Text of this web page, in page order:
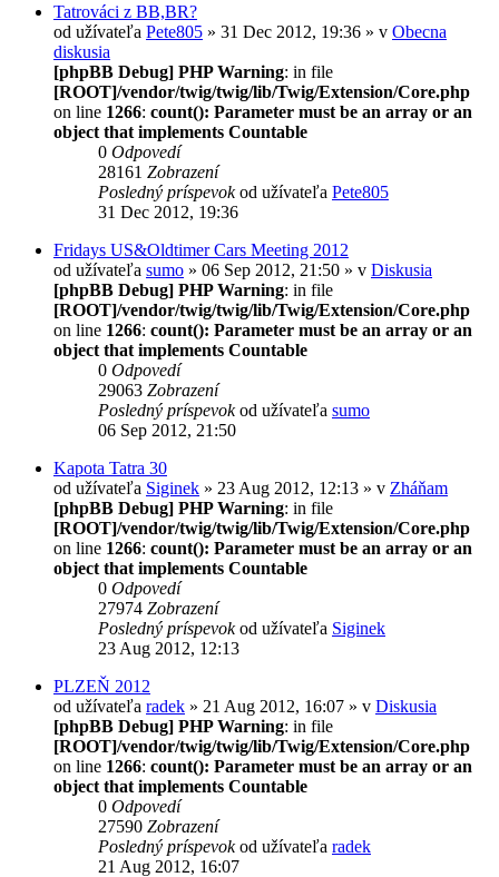
Tatrováci z BB,BR?
od užívateľa Pete805 » 31 Dec 2012, 19:36 » v Obecna
diskusia
[phpBB Debug] PHP Warning: in file
[ROOT]/vendor/twig/twig/lib/Twig/Extension/Core.php
on line 1266: count(): Parameter must be an array or an
object that implements Countable
0 Odpovedí
28161 Zobrazení
Posledný príspevokod užívateľa Pete805
31 Dec 2012, 19:36
Fridays US&Oldtimer Cars Meeting 2012
od užívateľa sumo » 06 Sep 2012, 21:50 » v Diskusia
[phpBB Debug] PHP Warning: in file
[ROOT]/vendor/twig/twig/lib/Twig/Extension/Core.php
on line 1266: count(): Parameter must be an array or an
object that implements Countable
0 Odpovedí
29063 Zobrazení
Posledný príspevokod užívateľa sumo
06 Sep 2012, 21:50
Kapota Tatra 30
od užívateľa Siginek » 23 Aug 2012, 12:13 » v Zháňam
[phpBB Debug] PHP Warning: in file
[ROOT]/vendor/twig/twig/lib/Twig/Extension/Core.php
on line 1266: count(): Parameter must be an array or an
object that implements Countable
0 Odpovedí
27974 Zobrazení
Posledný príspevokod užívateľa Siginek
23 Aug 2012, 12:13
PLZEŇ 2012
od užívateľa radek » 21 Aug 2012, 16:07 » v Diskusia
[phpBB Debug] PHP Warning: in file
[ROOT]/vendor/twig/twig/lib/Twig/Extension/Core.php
on line 1266: count(): Parameter must be an array or an
object that implements Countable
0 Odpovedí
27590 Zobrazení
Posledný príspevokod užívateľa radek
21 Aug 2012, 16:07